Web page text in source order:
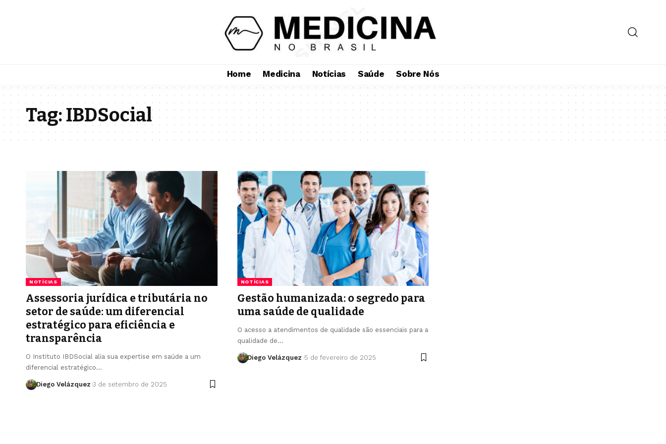
Home Medicina Notícias Saúde Sobre Nós
Tag:IBDSocial
NOTÍCIAS
Assessoria jurídica e tributária no
setor de saúde: um diferencial
estratégico para eficiência e
transparência
O Instituto IBDSocial alia sua expertise em saúde a um
diferencial estratégico…
Diego Velázquez 3 de setembro de 2025
NOTÍCIAS
Gestão humanizada: o segredo para
uma saúde de qualidade
O acesso a atendimentos de qualidade são essenciais para a
qualidade de…
Diego Velázquez 5 de fevereiro de 2025